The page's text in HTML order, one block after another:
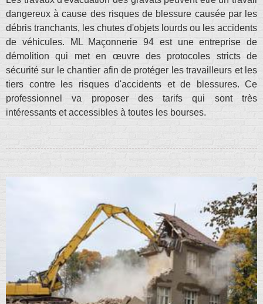
dangereux à cause des risques de blessure causée par les
débris tranchants, les chutes d'objets lourds ou les accidents
de véhicules. ML Maçonnerie 94 est une entreprise de
démolition qui met en œuvre des protocoles stricts de
sécurité sur le chantier afin de protéger les travailleurs et les
tiers contre les risques d'accidents et de blessures. Ce
professionnel va proposer des tarifs qui sont très
intéressants et accessibles à toutes les bourses.